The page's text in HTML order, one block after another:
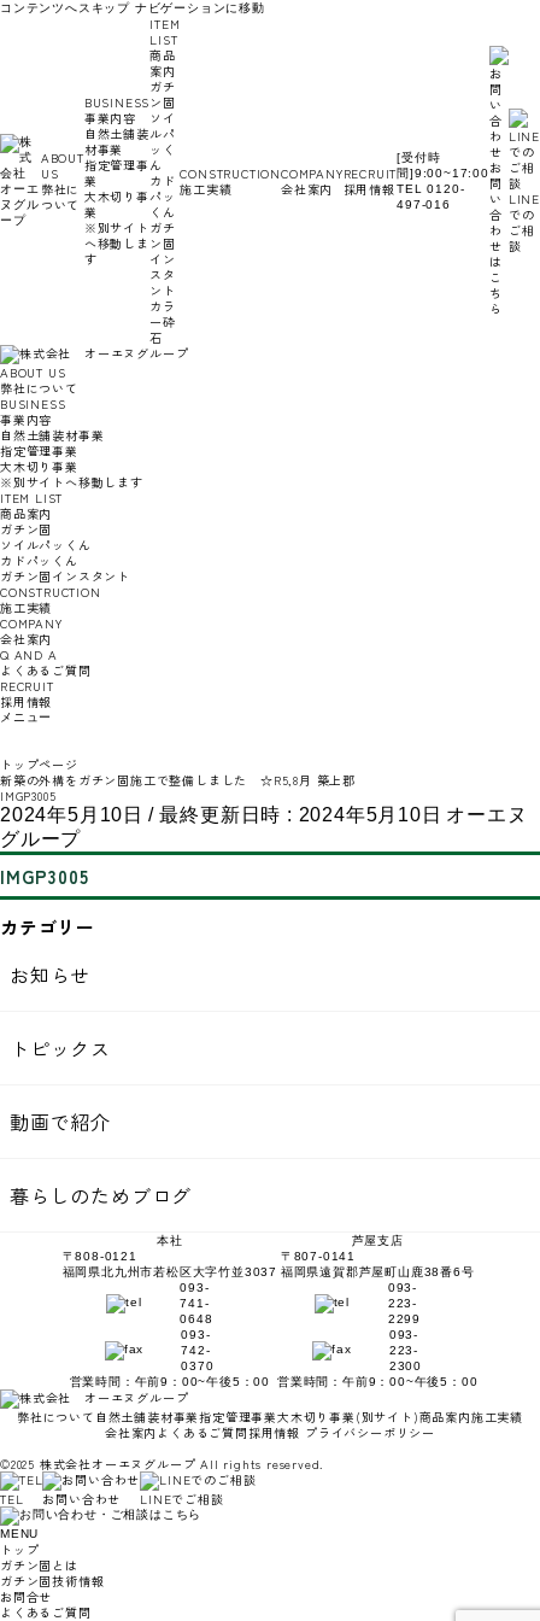
コンテンツへスキップ ナビゲーションに移動
ABOUT
US
弊社に
ついて
BUSINESS
事業内容
自然土舗装
材事業
指定管理事
業
大木切り事
業
※別サイト
へ移動しま
す
ITEM
LIST
商品
案内
ガチ
ン固
ソイ
ルパ
ッく
ん
カド
パッ
くん
ガチ
ン固
イン
スタ
ント
カラ
ー砕
石
CONSTRUCTION
施工実績
COMPANY
会社案内
RECRUIT
採用情報
[受付時
間]9:00~17:00
TEL 0120-
497-016
お
問
い
合
わ
せ
は
こ
ち
ら
LINE
での
ご相
談
ABOUT US
弊社について
BUSINESS
事業内容
自然土舗装材事業
指定管理事業
大木切り事業
※別サイトへ移動します
ITEM LIST
商品案内
ガチン固
ソイルパッくん
カドパッくん
ガチン固インスタント
CONSTRUCTION
施工実績
COMPANY
会社案内
Q AND A
よくあるご質問
RECRUIT
採用情報
メニュー
トップページ
新築の外構をガチン固施工で整備しました ☆R5,8月 築上郡
IMGP3005
2024年5月10日 / 最終更新日時 : 2024年5月10日 オーエヌ
グループ
IMGP3005
カテゴリー
お知らせ
トピックス
動画で紹介
暮らしのためブログ
本社
〒808-0121
福岡県北九州市若松区大字竹並3037
093-
741-
0648
093-
742-
0370
営業時間：午前9：00~午後5：00
芦屋支店
〒807-0141
福岡県遠賀郡芦屋町山鹿38番6号
093-
223-
2299
093-
223-
2300
営業時間：午前9：00~午後5：00
弊社について 自然土舗装材事業指定管理事業大木切り事業 (別サイト)商品案内施工実績
会社案内 よくあるご質問 採用情報 プライバシーポリシー
©2025 株式会社オーエヌグループ All rights reserved.
TEL
お問い合わせ LINEでご相談
MENU
トップ
ガチン固とは
ガチン固技術情報
お問合せ
よくあるご質問